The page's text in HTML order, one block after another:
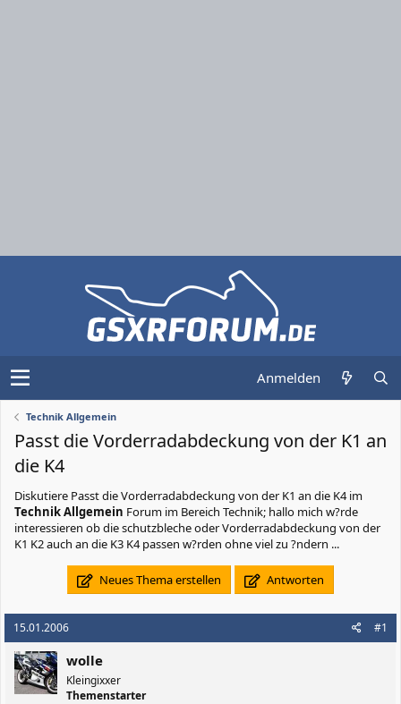
Anmelden
Technik Allgemein
Passt die Vorderradabdeckung von der K1 an
die K4
Diskutiere Passt die Vorderradabdeckung von der K1 an die K4im
Technik Allgemein Forum im Bereich Technik; hallo mich w?rde
interessieren ob die schutzbleche oder Vorderradabdeckung von der
K1 K2 auch an die K3 K4 passen w?rden ohne viel zu ?ndern ...
Neues Thema erstellen Antworten
15.01.2006 #1
wolle
Kleingixxer
Themenstarter